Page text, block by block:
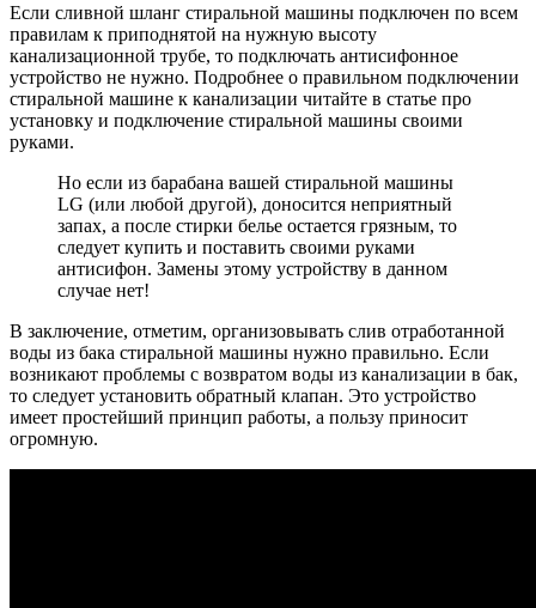
Если сливной шланг стиральной машины подключен по всем
правилам к приподнятой на нужную высоту
канализационной трубе, то подключать антисифонное
устройство не нужно. Подробнее о правильном подключении
стиральной машине к канализации читайте в статье про
установку и подключение стиральной машины своими
руками.
Но если из барабана вашей стиральной машины
LG (или любой другой), доносится неприятный
запах, а после стирки белье остается грязным, то
следует купить и поставить своими руками
антисифон. Замены этому устройству в данном
случае нет!
В заключение, отметим, организовывать слив отработанной
воды из бака стиральной машины нужно правильно. Если
возникают проблемы с возвратом воды из канализации в бак,
то следует установить обратный клапан. Это устройство
имеет простейший принцип работы, а пользу приносит
огромную.